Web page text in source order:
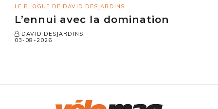
LE BLOGUE DE DAVID DESJARDINS
L’ennui avec la domination
DAVID DESJARDINS
03-08-2026